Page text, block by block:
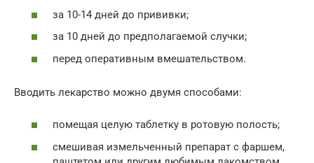
за 10-14 дней до прививки;
за 10 дней до предполагаемой случки;
перед оперативным вмешательством.
Вводить лекарство можно двумя способами:
помещая целую таблетку в ротовую полость;
смешивая измельченный препарат с фаршем,